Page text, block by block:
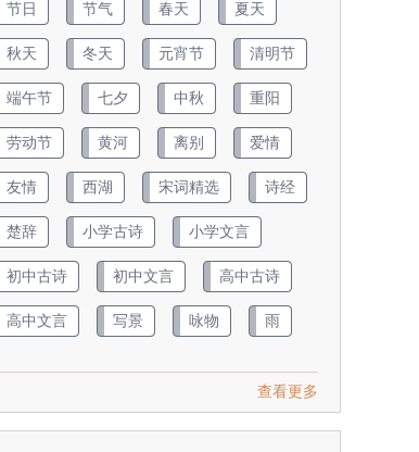
节日 节气 春天 夏天
秋天 冬天 元宵节 清明节
端午节 七夕 中秋 重阳
劳动节 黄河 离别 爱情
友情 西湖 宋词精选 诗经
楚辞 小学古诗 小学文言
初中古诗 初中文言 高中古诗
高中文言 写景 咏物 雨
查看更多